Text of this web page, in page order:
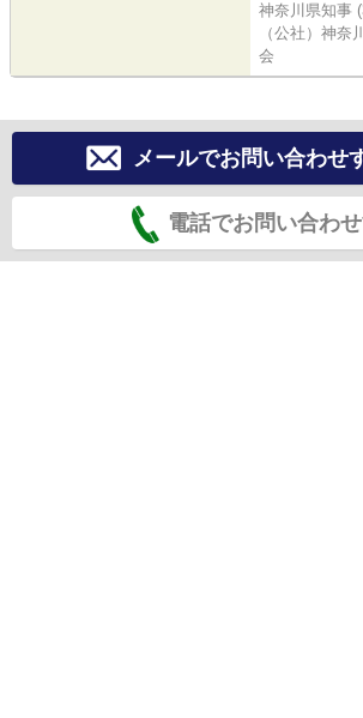
神奈川県知事
（公社）神奈
会
メールでお問い合わせ
電話でお問い合わ